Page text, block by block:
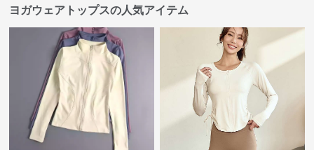
ヨガウェアトップスの人気アイテム